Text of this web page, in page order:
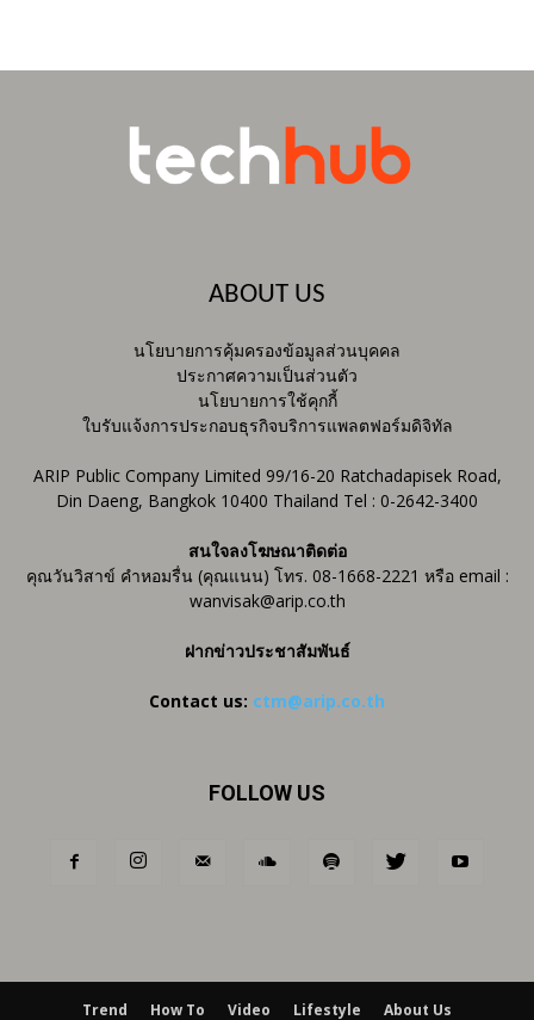
ABOUT US
นโยบายการคุ้มครองข้อมูลส่วนบุคคล
ประกาศความเป็นส่วนตัว
นโยบายการใช้คุกกี้
ใบรับแจ้งการประกอบธุรกิจบริการแพลตฟอร์มดิจิทัล
ARIP Public Company Limited 99/16-20 Ratchadapisek Road,
Din Daeng, Bangkok 10400 Thailand Tel : 0-2642-3400
สนใจลงโฆษณาติดต่อ
คุณวันวิสาข์ คำหอมรื่น (คุณแนน) โทร. 08-1668-2221 หรือ email :
wanvisak@arip.co.th
ฝากข่าวประชาสัมพันธ์
Contact us: ctm@arip.co.th
FOLLOW US
Trend How To Video Lifestyle About Us